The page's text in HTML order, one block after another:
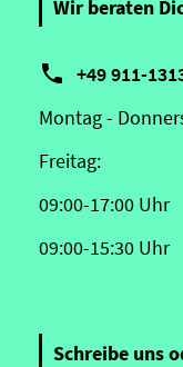
Wir beraten
 +49 911-
Montag -
Freitag:
09:00-17:00 Uhr
09:00-15:30 Uhr
Schreibe uns